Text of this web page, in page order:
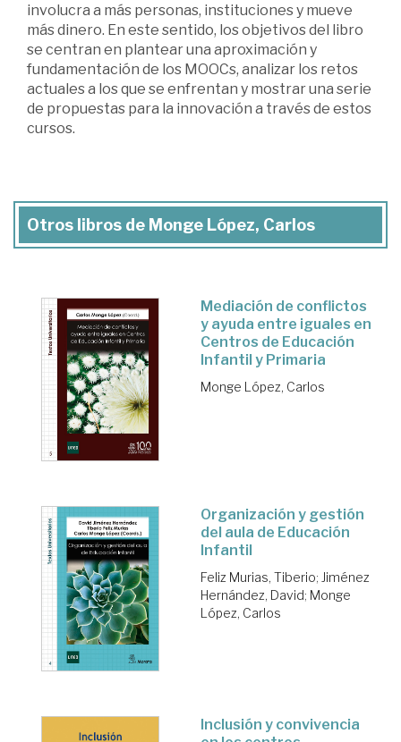
involucra a más personas, instituciones y mueve
más dinero. En este sentido, los objetivos del libro
se centran en plantear una aproximación y
fundamentación de los MOOCs, analizar los retos
actuales a los que se enfrentan y mostrar una serie
de propuestas para la innovación a través de estos
cursos.
Otros libros de Monge López, Carlos
Mediación de conflictos
y ayuda entre iguales en
Centros de Educación
Infantil y Primaria
Monge López, Carlos
Organización y gestión
del aula de Educación
Infantil
Feliz Murias, Tiberio; Jiménez
Hernández, David; Monge
López, Carlos
Inclusión y convivencia